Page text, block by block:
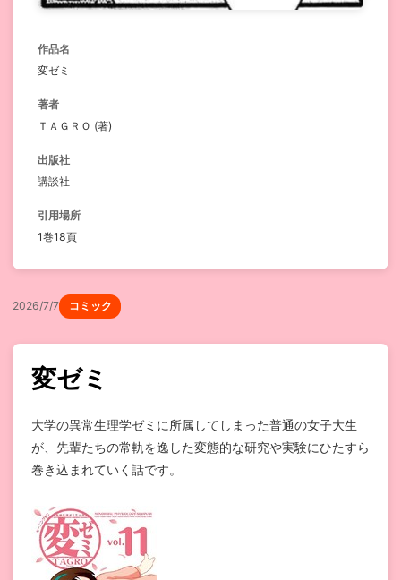
作品名
変ゼミ
著者
ＴＡＧＲＯ (著)
出版社
講談社
引用場所
1巻18頁
2026/7/7 コミック
変ゼミ
大学の異常生理学ゼミに所属してしまった普通の女子大生
が、先輩たちの常軌を逸した変態的な研究や実験にひたすら
巻き込まれていく話です。